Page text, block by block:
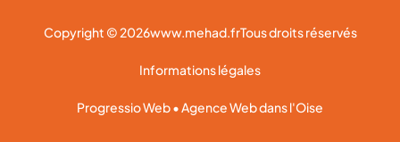
Copyright © 2026www.mehad.frTous droits réservés
Informations légales
Progressio Web • Agence Web dans l'Oise